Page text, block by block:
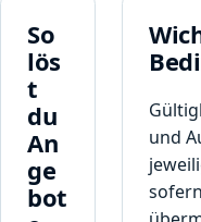
So
lös
t
du
An
ge
bot
und